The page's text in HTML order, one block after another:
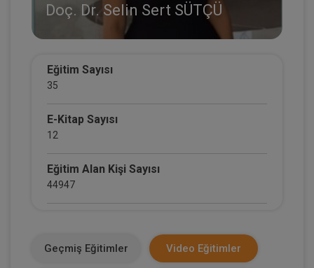
Doç. Dr. Selin Sert SÜTÇÜ
Eğitim Sayısı
35
E-Kitap Sayısı
12
Eğitim Alan Kişi Sayısı
44947
Geçmiş Eğitimler Video Eğitimler